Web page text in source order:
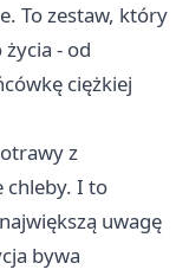
To zestaw, który
- od
ciężkiej
z
chleby. I to
uwagę
bywa